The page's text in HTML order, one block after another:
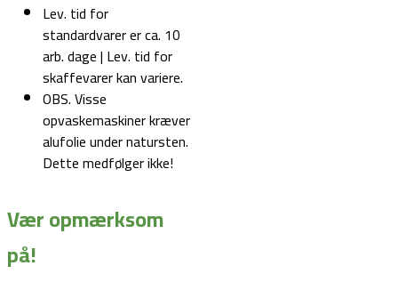
Lev. tid for
standardvarer er ca. 10
arb. dage | Lev. tid for
skaffevarer kan variere.
OBS. Visse
opvaskemaskiner kræver
alufolie under natursten.
Dette medfølger ikke!
Vær opmærksom
på!